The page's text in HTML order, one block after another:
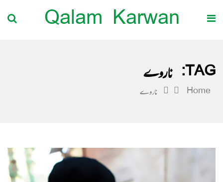
Qalam Karwan
TAG: ناروے
Home ناروے